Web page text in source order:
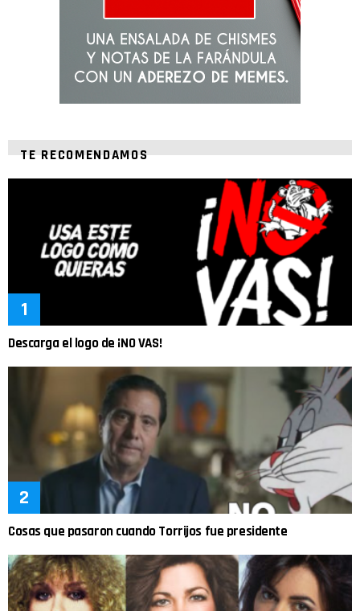
TE RECOMENDAMOS
Descarga el logo de ¡NO VAS!
Cosas que pasaron cuando Torrijos fue presidente